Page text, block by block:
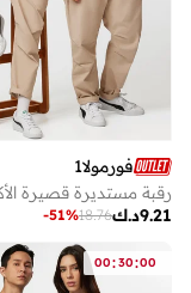
فورمولا1
رقبة مستديرة قصيرة
د.ك9.21
18.76
-51%
00:30:00